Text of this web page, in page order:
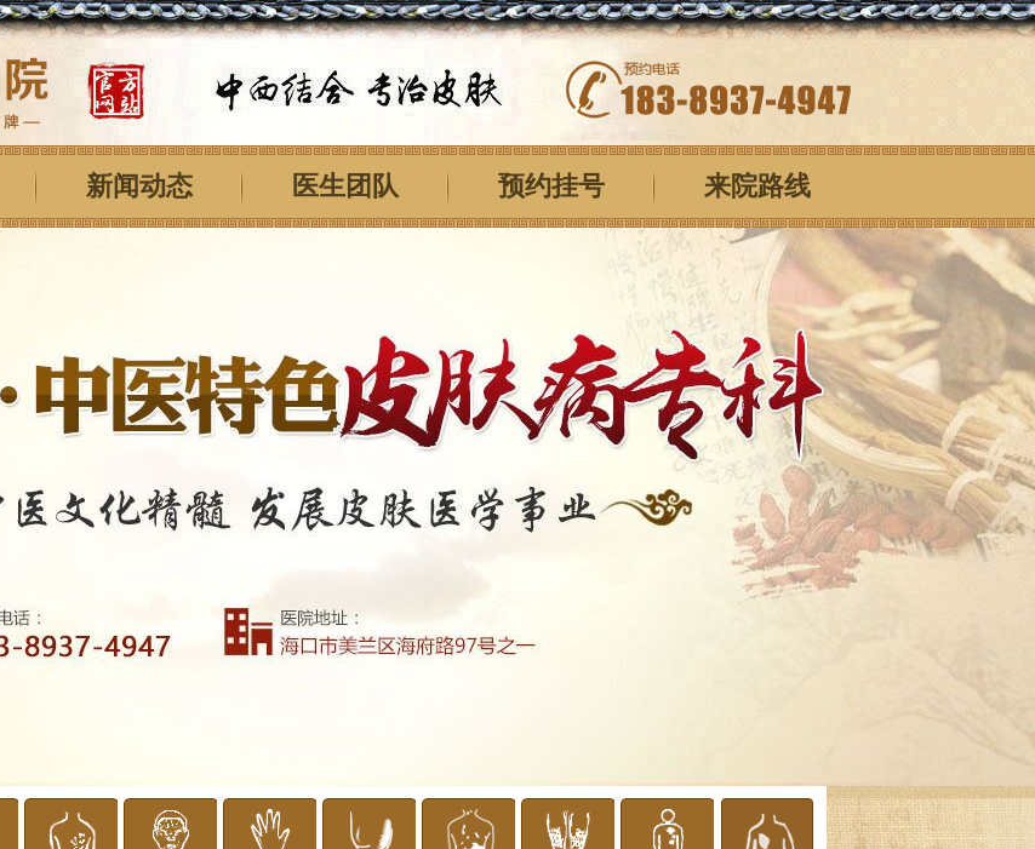
新闻动态 医生团队 预约挂号 来院路线